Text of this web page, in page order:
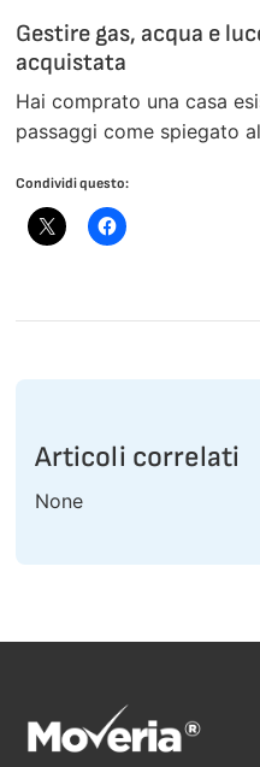
Gestire gas, acqua e
acquistata
Hai comprato una casa
passaggi come spiegato
Condividi questo:
Articoli correlati
None